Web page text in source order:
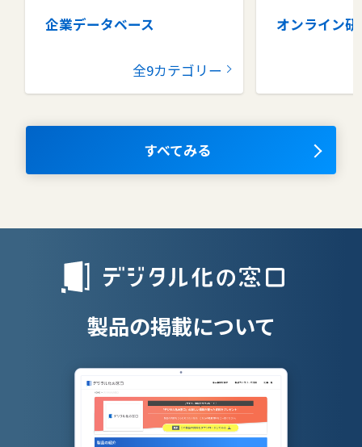
企業データベース
コラボレーションツール
ナレッジマネジメントツール
全9カテゴリー
オンライン研
タレントマ
OKRツール
授業支援シス
すべてみる
製品の掲載について